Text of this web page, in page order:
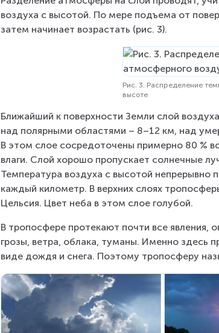
воздуха с высотой. По мере подъема от
затем начинает возрастать (рис. 3).
Рис. 3. Распределение
высоте
Ближайший к поверхности Земли слой
над полярными областями – 8–12 км, над
В этом слое сосредоточены примерно 80 %
влаги. Слой хорошо пропускает солнечные
Температура воздуха с высотой непрерывно
каждый километр. В верхних слоях
Цельсия. Цвет неба в этом слое голубой.
В тропосфере протекают почти все
грозы, ветра, облака, туманы. Именно здесь
виде дождя и снега. Поэтому тропосферу